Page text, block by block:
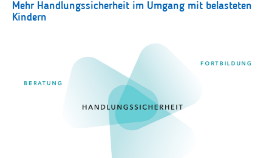
Mehr Handlungssicherheit im Umgang mit belasteten
Kindern